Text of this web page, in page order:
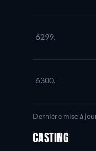
6299.
6300.
Dernière mise à
CASTING